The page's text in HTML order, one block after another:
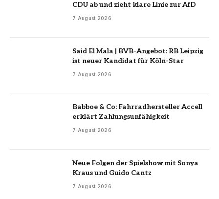
CDU ab und zieht klare Linie zur AfD
7 August 2026
Said El Mala | BVB-Angebot: RB Leipzig
ist neuer Kandidat für Köln-Star
7 August 2026
Babboe & Co: Fahrradhersteller Accell
erklärt Zahlungsunfähigkeit
7 August 2026
Neue Folgen der Spielshow mit Sonya
Kraus und Guido Cantz
7 August 2026